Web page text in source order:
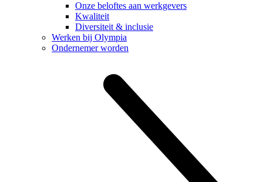
Onze beloftes aan werkgevers
Kwaliteit
Diversiteit & inclusie
Werken bij Olympia
Ondernemer worden